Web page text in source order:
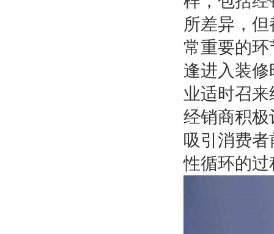
所差异，
常重要的
逢进入装
业适时召
经销商积
吸引消费
性循环的过